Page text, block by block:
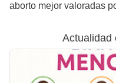
aborto mejor valoradas
Actualidad